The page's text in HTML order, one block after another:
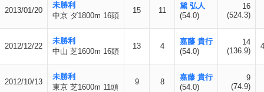
2013/01/20
未勝利
中京 ダ1800m 16頭
15 11
黛 弘人
(54.0)
16
(524.3)
2012/12/22
未勝利
中山 芝1600m 16頭
13 4
嘉藤 貴行
(54.0)
14
(136.9)
2012/10/13
未勝利
東京 芝1600m 11頭
9 8
嘉藤 貴行
(54.0)
9
(74.9)